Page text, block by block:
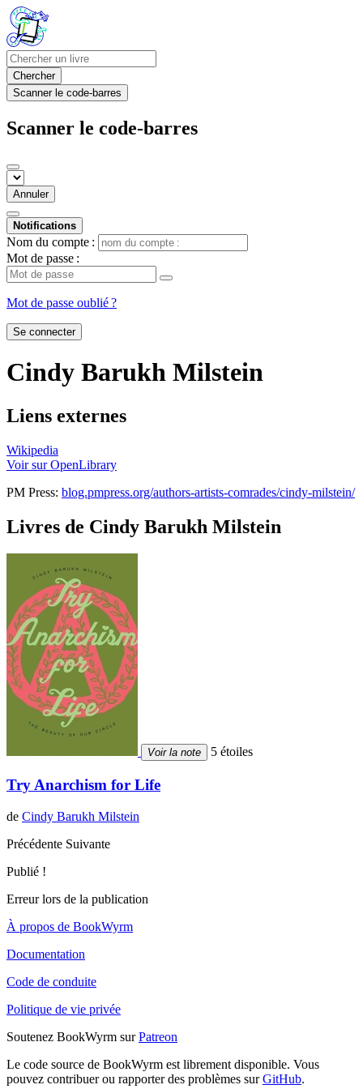
Chercher
Scanner le code-barres
Scanner le code-barres
Annuler
Notifications
Nom du compte :
Mot de passe :
Mot de passe oublié ?
Se connecter
Cindy Barukh Milstein
Liens externes
Wikipedia
Voir sur OpenLibrary
PM Press: blog.pmpress.org/authors-artists-comrades/cindy-milstein/
Livres de Cindy Barukh Milstein
Voir la note 5 étoiles
Try Anarchism for Life
de Cindy Barukh Milstein
Précédente Suivante
Publié !
Erreur lors de la publication
À propos de BookWyrm
Documentation
Code de conduite
Politique de vie privée
Soutenez BookWyrm surPatreon
Le code source de BookWyrm est librement disponible. Vous
pouvez contribuer ou rapporter des problèmes surGitHub.